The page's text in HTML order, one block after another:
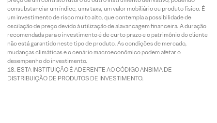
consubstanciar um índice, uma taxa, um valor mobiliário ou produto físico. É
um investimento de risco muito alto, que contempla a possibilidade de
oscilação de preço devido à utilização de alavancagem financeira. A duração
recomendada para o investimento é de curto prazo e o patrimônio do cliente
não está garantido neste tipo de produto. As condições de mercado,
mudanças climáticas e o cenário macroeconômico podem afetar o
desempenho do investimento.
ESTA INSTITUIÇÃO É ADERENTE AO CÓDIGO ANBIMA DE
DISTRIBUIÇÃO DE PRODUTOS DE INVESTIMENTO.